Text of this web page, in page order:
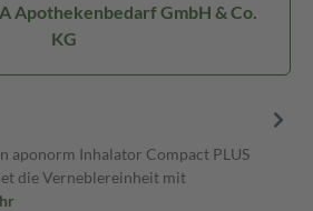
Apothekenbedarf GmbH & Co.
KG
aponorm Inhalator Compact PLUS
die Verneblereinheit mit